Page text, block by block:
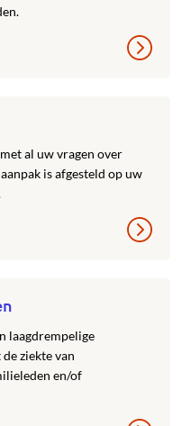
al uw vragen over
is afgesteld op uw
laagdrempelige
ziekte van
en/of